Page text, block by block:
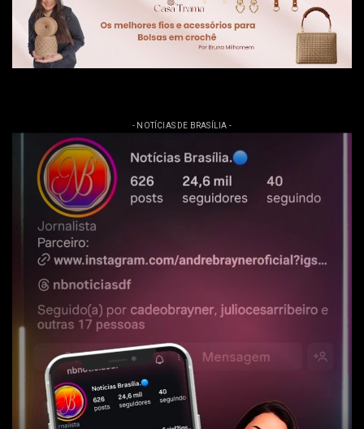
- NOTÍCIAS DE BRASÍLIA -